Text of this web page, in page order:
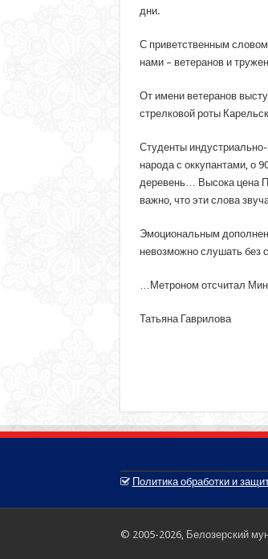
дни.
С приветственным
нами – ветеранов и
От имени ветеранов
стрелковой роты
Студенты
народа с оккупантами, о
деревень… Высока цена
важно, что эти слова
Эмоциональным
невозможно слушать без
…Метроном отсчитал
Татьяна Гаврилова
Политика обработки и
© 2005-2026, Белозерский